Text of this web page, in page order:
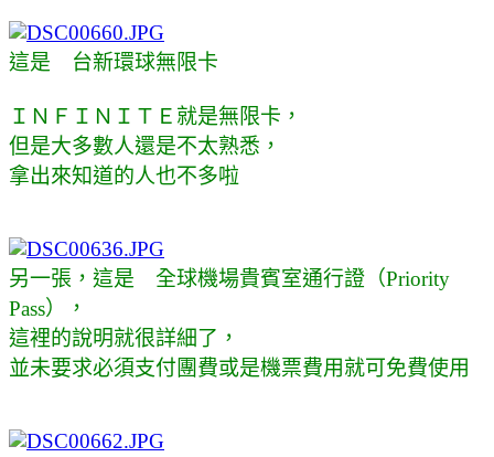
這是 台新環球無限卡
ＩＮＦＩＮＩＴＥ就是無限卡，
但是大多數人還是不太熟悉，
拿出來知道的人也不多啦
另一張，這是 全球機場貴賓室通行證 （Priority
Pass），
這裡的說明就很詳細了，
並未要求必須支付團費或是機票費用就可免費使用